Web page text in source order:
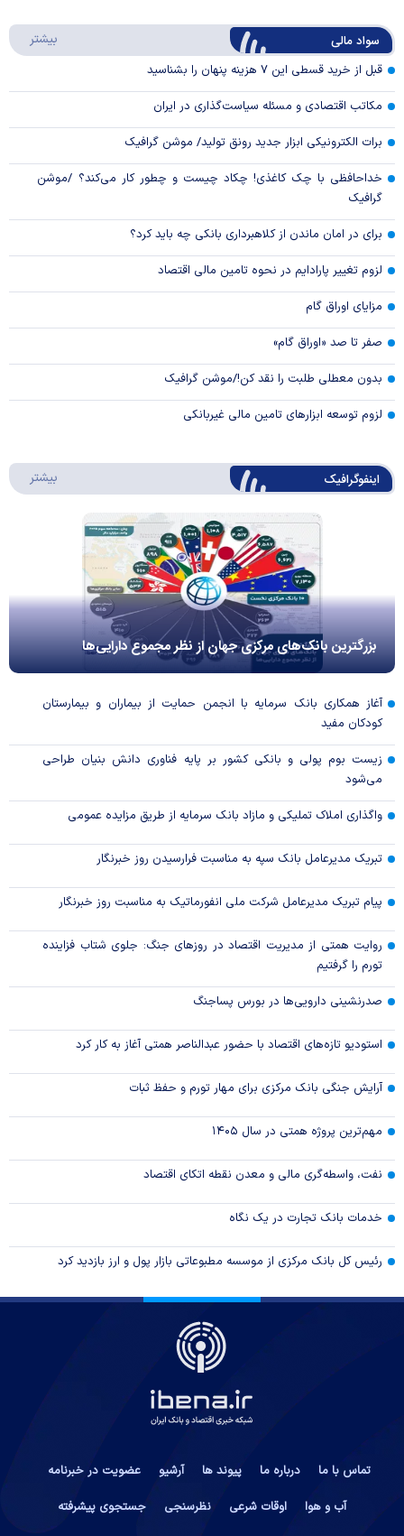
Video
سواد مالی بیشتر
قبل از خرید قسطی این ۷ هزینه پنهان را بشناسید
مکاتب اقتصادی و مسئله سیاست‌گذاری در ایران
برات الکترونیکی ابزار جدید رونق تولید/ موشن گرافیک
خداحافظی با چک کاغذی! چکاد چیست و چطور کار می‌کند؟ /موشن
گرافیک
برای در امان ماندن از کلاهبرداری بانکی چه باید کرد؟
لزوم تغییر پارادایم در نحوه تامین مالی اقتصاد
مزایای اوراق گام
صفر تا صد «اوراق گام»
بدون معطلی طلبت را نقد کن!/موشن گرافیک
لزوم توسعه ابزارهای تامین مالی غیربانکی
اینفوگرافیک بیشتر
بزرگترین بانک‌های مرکزی جهان از نظر مجموع دارایی‌ها
آغاز همکاری بانک سرمایه با انجمن حمایت از بیماران و بیمارستان
کودکان مفید
زیست بوم پولی و بانکی کشور بر پایه فناوری دانش بنیان طراحی
می‌شود
واگذاری املاک تملیکی و مازاد بانک سرمایه از طریق مزایده عمومی
تبریک مدیرعامل بانک سپه به مناسبت فرارسیدن روز خبرنگار
پیام تبریک مدیرعامل شرکت ملی انفورماتیک به مناسبت روز خبرنگار
روایت همتی از مدیریت اقتصاد در روزهای جنگ: جلوی شتاب فزاینده
تورم را گرفتیم
صدرنشینی دارویی‌ها در بورس پساجنگ
استودیو تازه‌های اقتصاد با حضور عبدالناصر همتی آغاز به کار کرد
آرایش جنگی بانک مرکزی برای مهار تورم و حفظ ثبات
مهم‌ترین پروژه همتی در سال ۱۴۰۵
نفت، واسطه‌گری مالی و معدن نقطه اتکای اقتصاد
خدمات بانک تجارت در یک نگاه
رئیس کل بانک مرکزی از موسسه مطبوعاتی بازار پول و ارز بازدید کرد
تماس با ما درباره ما پیوند ها آرشیو
عضویت در خبرنامه
آب و هوا
اوقات شرعی نظرسنجی جستجوی پیشرفته